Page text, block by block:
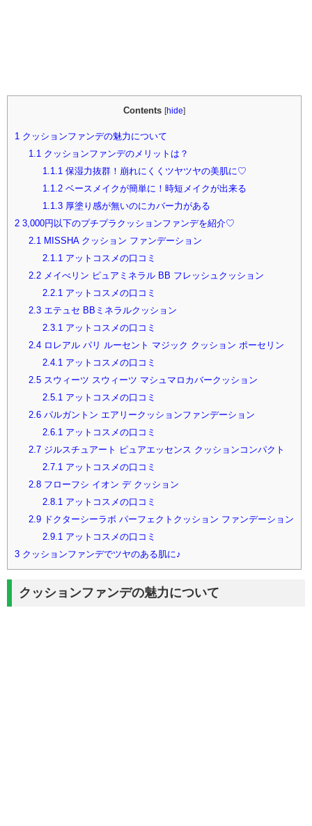
Contents [hide]
1 クッションファンデの魅力について
1.1 クッションファンデのメリットは？
1.1.1 保湿力抜群！崩れにくくツヤツヤの美肌に♡
1.1.2ベースメイクが簡単に！時短メイクが出来る
1.1.3厚塗り感が無いのにカバー力がある
2 3,000円以下のプチプラクッションファンデを紹介♡
2.1 MISSHA クッション ファンデーション
2.1.1 アットコスメの口コミ
2.2メイべリン ピュアミネラル BB フレッシュクッション
2.2.1 アットコスメの口コミ
2.3エテュセ BBミネラルクッション
2.3.1 アットコスメの口コミ
2.4ロレアル パリ ルーセント マジック クッション ポーセリン
2.4.1 アットコスメの口コミ
2.5スウィーツ スウィーツ マシュマロカバークッション
2.5.1 アットコスメの口コミ
2.6パルガントン エアリークッションファンデーション
2.6.1 アットコスメの口コミ
2.7ジルスチュアート ピュアエッセンス クッションコンパクト
2.7.1 アットコスメの口コミ
2.8フローフシ イオン デ クッション
2.8.1 アットコスメの口コミ
2.9ドクターシーラボ パーフェクトクッション ファンデーション
2.9.1 アットコスメの口コミ
3 クッションファンデでツヤのある肌に♪
クッションファンデの魅力について